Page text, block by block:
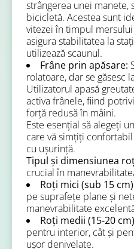
strângerea unei manete,
bicicletă. Acestea sunt
vitezei în timpul
asigura stabilitatea la
utilizează scaunul.
Frâne prin apăsare:
rolatoare, dar se găsesc
Utilizatorul apasă
activa frânele, fiind
forță redusă în mâini.
Este esențial să alegeți
care vă simțiți
cu ușurință.
Tipul și dimensiunea
crucial în
Roți mici (sub 15
pe suprafețe plane și
manevrabilitate
Roți medii (15-20
pentru interior, cât și
ușor denivelate.